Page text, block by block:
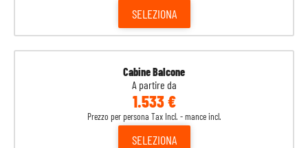
SELEZIONA
Cabine Balcone
A partire da
1.533 €
Prezzo per persona Tax Incl. - mance incl.
SELEZIONA